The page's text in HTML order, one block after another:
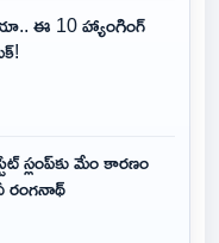
ఈ 10 హ్యాంగింగ్
మేం కారణం
రంగనాథ్